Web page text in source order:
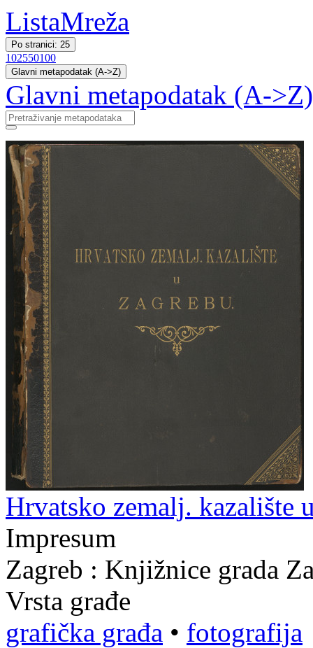
ListaMreža
Po stranici: 25
102550100
Glavni metapodatak (A->Z)
Glavni metapodatak (A->Z)
Hrvatsko zemalj. kazalište
Impresum
Zagreb : Knjižnice grada
Vrsta građe
grafička građa • fotografija